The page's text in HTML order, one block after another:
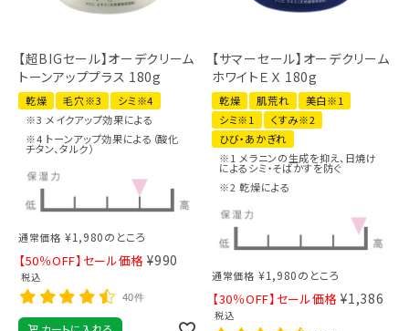
【超BIGセール】オーデクリーム
トーンアッププラス 180g
乾燥 毛穴※3
シミ※4
※3 メイクアップ効果による
※4 トーンアップ効果による（酸化
チタン、タルク）
通常価格 ¥1,980のところ
【50％OFF】セール価格 ¥990
税込
40件
【サマーセール】オーデクリーム
ホワイトＥＸ 180g
乾燥 肌荒れ
美白※1
シミ※1
くすみ※2
ひび・あかぎれ
※1 メラニンの生成を抑え、日焼け
によるシミ・そばかすを防ぐ
※2 乾燥による
通常価格 ¥1,980のところ
【30％OFF】セール価格 ¥1,386
税込